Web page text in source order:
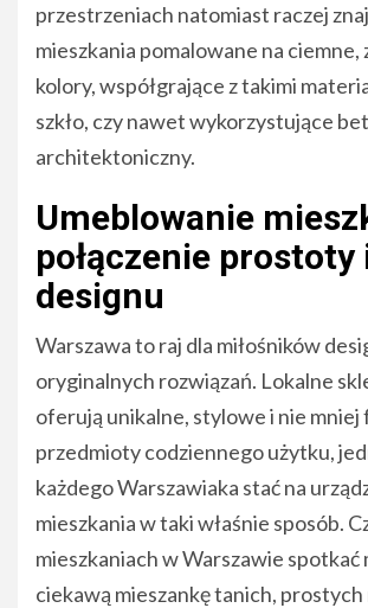
przestrzeniach natomiast raczej
mieszkania pomalowane na ciemne,
kolory, współgrające z takimi
szkło, czy nawet wykorzystujące
architektoniczny.
Umeblowanie
połączenie prostoty
designu
Warszawa to raj dla miłośników
oryginalnych rozwiązań. Lokalne
oferują unikalne, stylowe i nie mniej
przedmioty codziennego użytku,
każdego Warszawiaka stać na
mieszkania w taki właśnie sposób.
mieszkaniach w Warszawie spotkać
ciekawą mieszankę tanich, prostych